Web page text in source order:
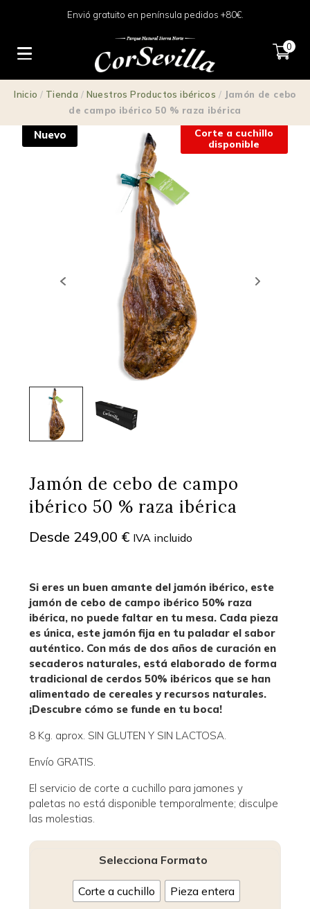
Envió gratuito en península pedidos +80€.
0
Inicio / Tienda / Nuestros Productos ibéricos / Jamón de cebo
de campo ibérico 50 % raza ibérica
Nuevo
Corte a cuchillo
disponible
Jamón de cebo de campo
ibérico 50 % raza ibérica
Desde 249,00 € IVA incluido
Si eres un buen amante del jamón ibérico, este
jamón de cebo de campo ibérico 50% raza
ibérica, no puede faltar en tu mesa. Cada pieza
es única, este jamón fija en tu paladar el sabor
auténtico. Con más de dos años de curación en
secaderos naturales, está elaborado de forma
tradicional de cerdos 50% ibéricos que se han
alimentado de cereales y recursos naturales.
¡Descubre cómo se funde en tu boca!
8 Kg. aprox. SIN GLUTEN Y SIN LACTOSA.
Envío GRATIS.
El servicio de corte a cuchillo para jamones y
paletas no está disponible temporalmente; disculpe
las molestias.
Selecciona Formato
Corte a cuchillo Pieza entera